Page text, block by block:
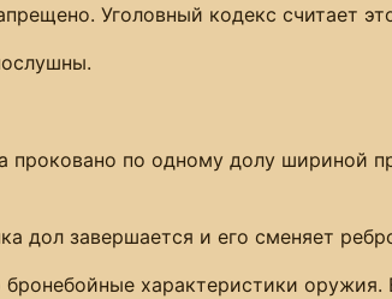
Уголовный кодекс считает
проковано по одному долу шириной
дол завершается и его сменяет
характеристики